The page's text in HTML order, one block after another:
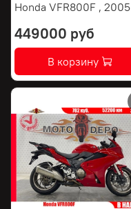
Honda VFR800F , 2005
449000 руб
В корзину